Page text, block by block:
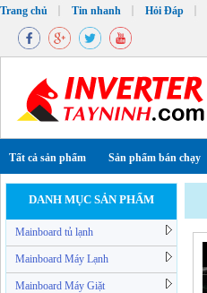
Trang chủ Tin nhanh Hỏi Đáp
Tất cả sản phẩm Sản phẩm bán chạy
DANH MỤC SẢN PHẨM
Mainboard tủ lạnh
Mainboard Máy Lạnh
Mainboard Máy Giặt